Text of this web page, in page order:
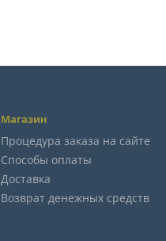
Магазин
Процедура заказа на сайте
Способы оплаты
Доставка
Возврат денежных средств